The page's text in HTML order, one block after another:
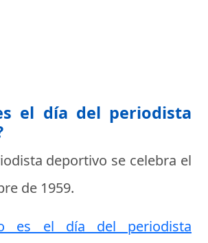
el día del periodista
deportivo se celebra el
de 1959.
es el día del periodista